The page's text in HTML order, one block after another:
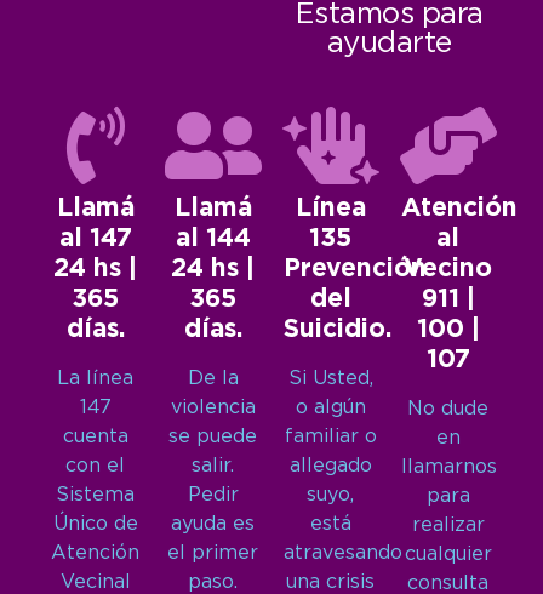
Estamos para
ayudarte
Llamá
al 147
24 hs |
365
días.
La línea
147
cuenta
con el
Sistema
Único de
Atención
Vecinal
Llamá
al 144
24 hs |
365
días.
De la
violencia
se puede
salir.
Pedir
ayuda es
el primer
paso.
Línea
135
Prevención
del
Suicidio.
Si Usted,
o algún
familiar o
allegado
suyo,
está
atravesando
una crisis
Atención
al
Vecino
911 |
100 |
107
No dude
en
llamarnos
para
realizar
cualquier
consulta